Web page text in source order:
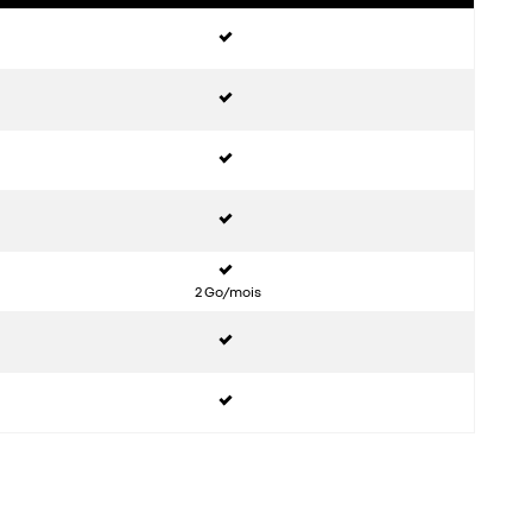
2 Go/mois